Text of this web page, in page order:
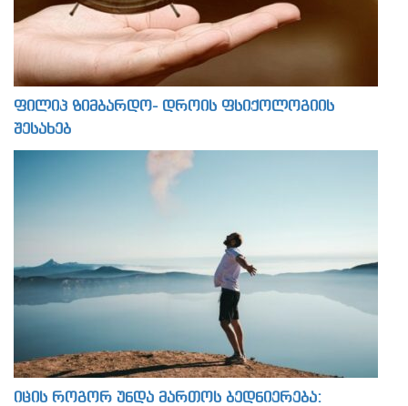
ფილიპ ზიმბარდო- დროის ფსიქოლოგიის
შესახებ
იცის როგორ უნდა მართოს ბედნიერება: